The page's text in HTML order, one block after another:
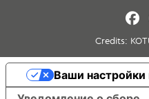
Credits:
Ваши настройки